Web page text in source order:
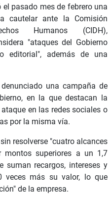
pasado mes de febrero una
cautelar ante la Comisión
Humanos (CIDH),
"ataques del Gobierno
editorial", además de una
una campaña de
en la que destacan la
en las redes sociales o
por la misma vía.
resolverse "cuatro alcances
montos superiores a un 1,7
suman recargos, intereses y
veces más su valor, lo que
de la empresa.